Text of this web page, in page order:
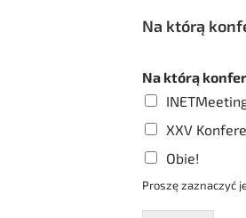
Na którą
Na którą
XXV
Obie!
Proszę zaznaczyć